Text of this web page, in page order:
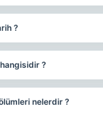
?
?
nelerdir ?